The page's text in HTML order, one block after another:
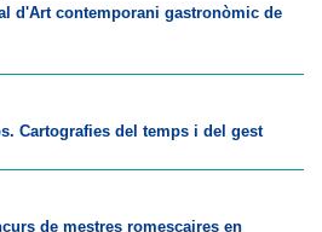
d'Art contemporani gastronòmic de
Cartografies del temps i del gest
de mestres romescaires en